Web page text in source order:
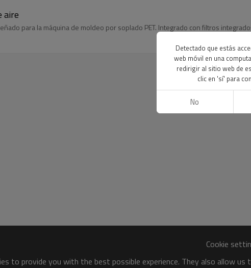
aire
para la máquina de moldeo por soplado PET. Integrado con filtros
Cookie
to provide you with the best possible experience. They also allow
Detectado que estás
web móvil en una
redirigir al sitio web de
clic en 'sí' para
No